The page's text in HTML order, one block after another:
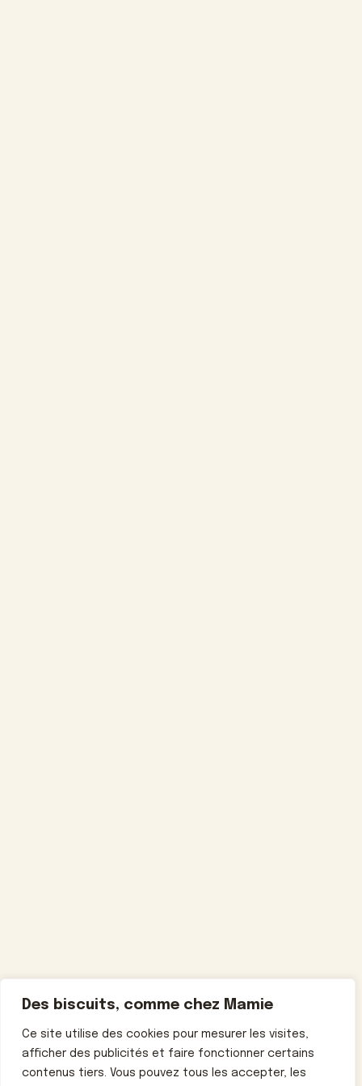
Des biscuits, comme chez Mamie
Ce site utilise des cookies pour mesurer les visites,
afficher des publicités et faire fonctionner certains
contenus tiers. Vous pouvez tous les accepter, les